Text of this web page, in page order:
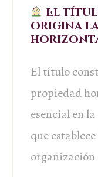
El
origina
El título
propiedad
esencial en
que
organización